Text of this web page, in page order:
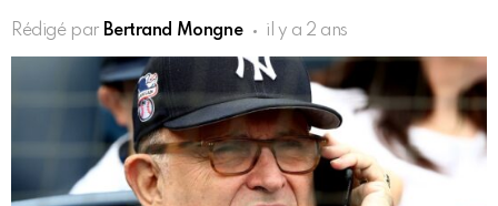
Rédigé par Bertrand Mongne il y a 2 ans